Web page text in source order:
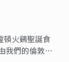
頓火鷄聖誕食
我們的倫敦校